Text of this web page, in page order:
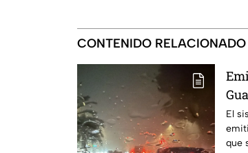
CONTENIDO RELACIONADO
El
que